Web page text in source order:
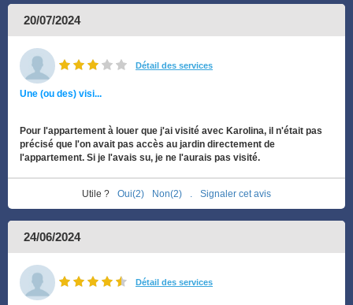
20/07/2024
Détail des services
Une (ou des) visi...
Pour l'appartement à louer que j'ai visité avec Karolina, il n'était pas
précisé que l'on avait pas accès au jardin directement de
l'appartement. Si je l'avais su, je ne l'aurais pas visité.
Utile ? Oui(2) Non(2) Signaler cet avis
24/06/2024
Détail des services